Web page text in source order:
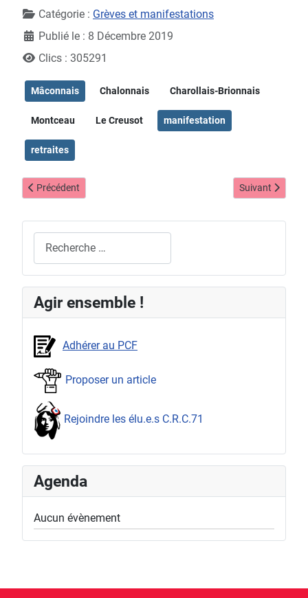
Catégorie : Grèves et manifestations
Publié le : 8 Décembre 2019
Clics : 305291
Mâconnais Chalonnais Charollais-Brionnais
Montceau Le Creusot manifestation
retraites
Article précédent : Fin des régimes spéciaux... pour les revenus du
Précédent Article suivant :
Suivant
Agir ensemble !
Adhérer au PCF
Proposer un article
Rejoindre les élu.e.s C.R.C.71
Agenda
Aucun évènement